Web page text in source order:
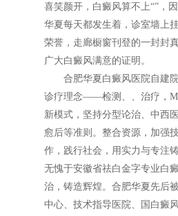
喜笑颜开，白癜风算不上“”，
华夏每天都发生着，诊室墙上
荣誉，走廊橱窗刊登的一封封
广大白癜风满意的证明。
合肥华夏白癜风医院自建院
诊疗理念——检测、、治疗，
新模式，坚持分型论治、中西
愈后等准则。整合资源，加强
作，践行社会，用实力与专注
无愧于安徽省祛白金字专业
治，铸造辉煌。合肥华夏先后
中心、技术指导医院、国白癜